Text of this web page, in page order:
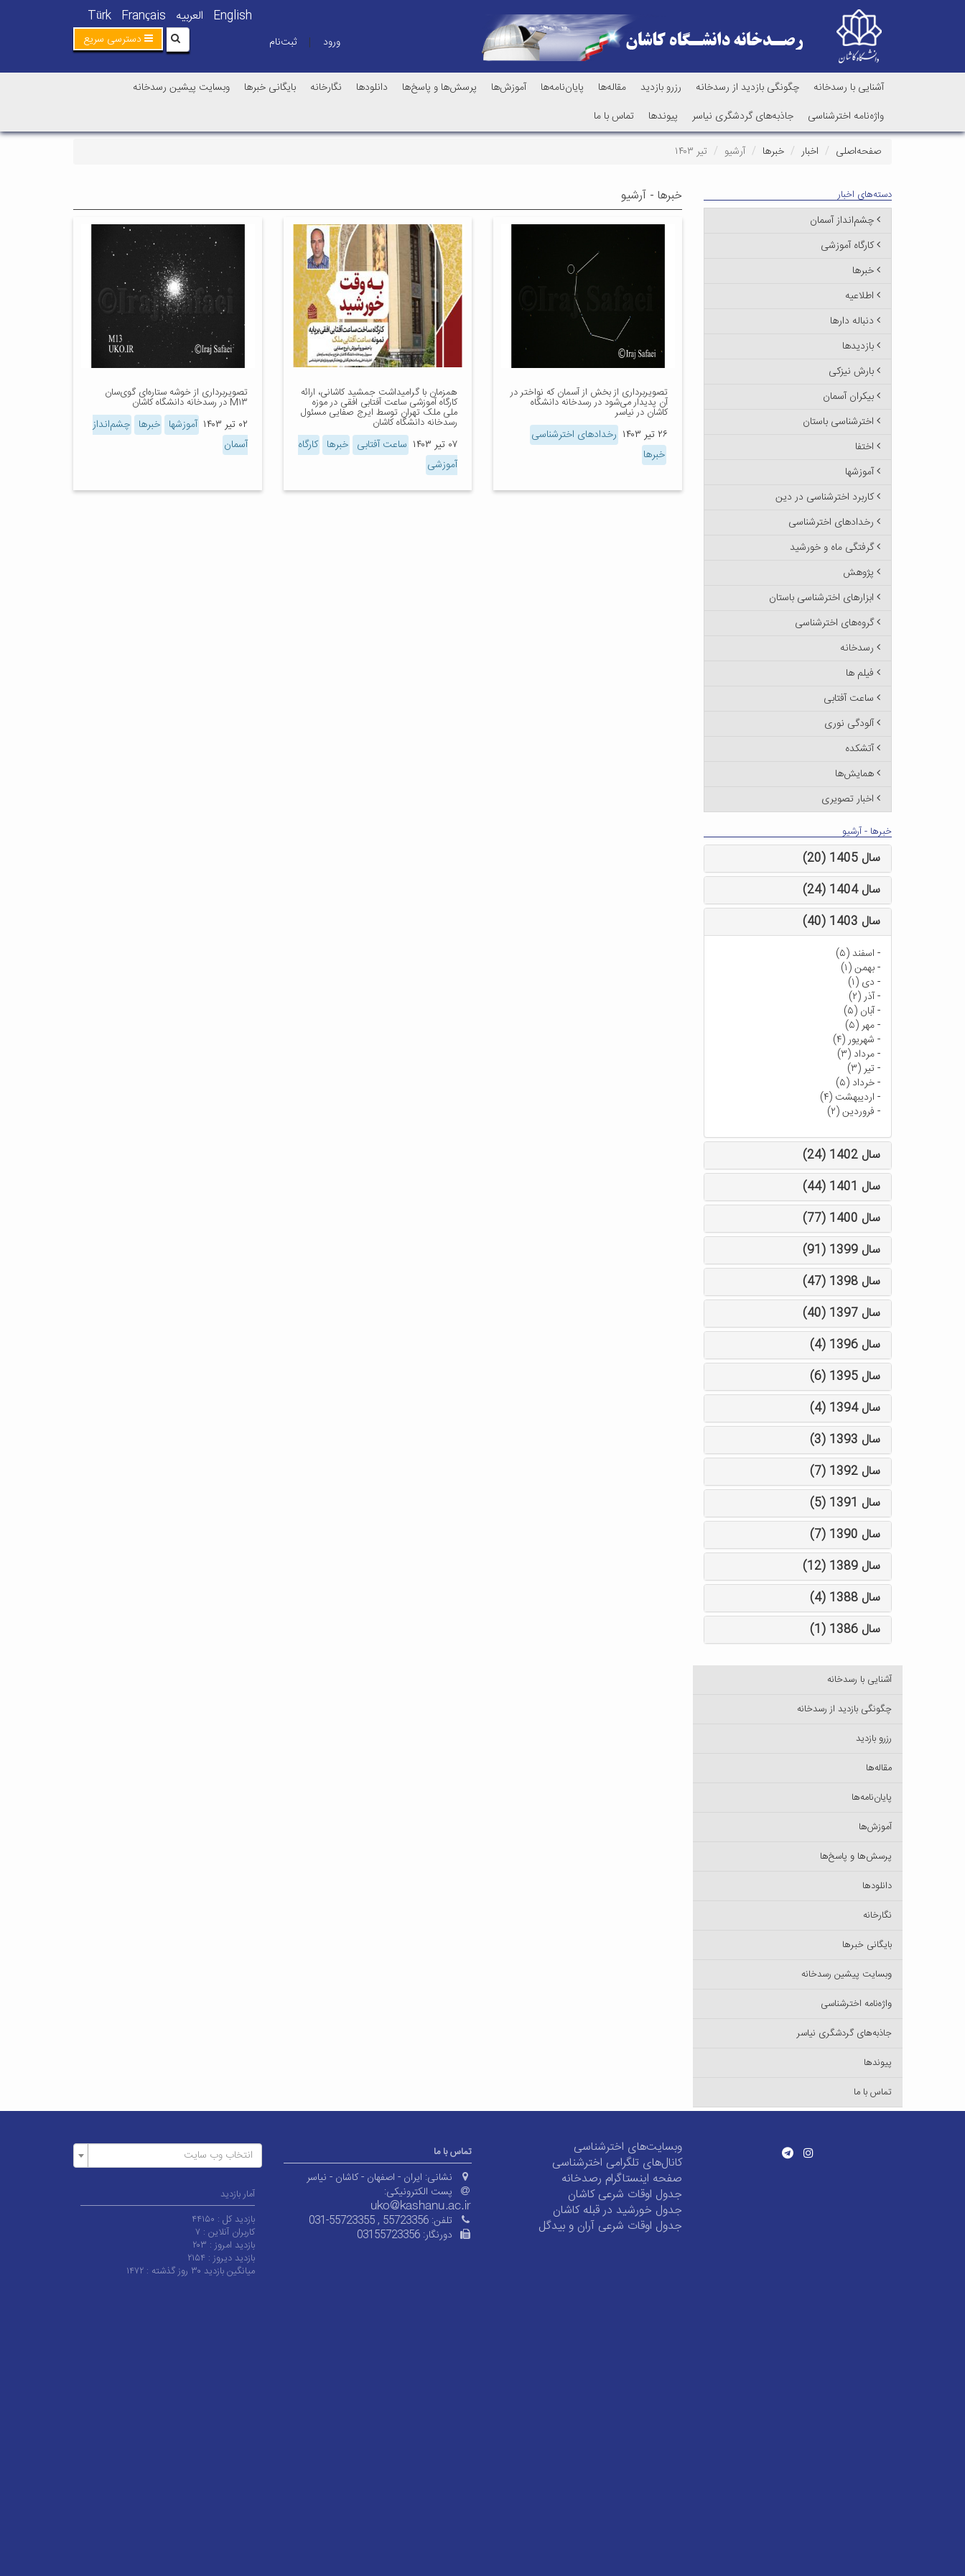
English العربیه Français
Türk
ورود | ثبت‌نام دسترسی سریع
آشنایی با رسدخانه چگونگی بازدید از رسدخانه رزرو بازدید مقاله‌ها پایان‌نامه‌ها آموزش‌ها پرسش‌ها و پاسخ‌ها دانلودها نگارخانه بایگانی خبرها
وبسایت پیشین رسدخانه
واژه‌نامه اخترشناسی
جاذبه‌های گردشگری نیاسر پیوندها تماس با ما
صفحه‌اصلی اخبار خبرها آرشیو تیر ۱۴۰۳
خبرها - آرشیو
تصویربرداری از بخش از آسمان که نواختر در
آن پدیدار می‌شود در رسدخانه دانشگاه
کاشان در نیاسر
۲۶ تیر ۱۴۰۳
رخدادهای اخترشناسی
خبرها
همزمان با گرامیداشت جمشید کاشانی، ارائه
کارگاه آموزشی ساعت آفتابی افقی در موزه
ملی ملک تهران توسط ایرج صفایی مسئول
رسدخانه دانشگاه کاشان
۰۷ تیر ۱۴۰۳ ساعت آفتابی خبرها کارگاه
آموزشی
تصویربرداری از خوشه ستاره‌ای گوی‌سان
M۱۳ در رسدخانه دانشگاه کاشان
۰۲ تیر ۱۴۰۳ آموزشها خبرها چشم‌انداز
آسمان
دسته‌های اخبار
چشم‌انداز آسمان
کارگاه آموزشی
خبرها
اطلاعیه
دنباله دارها
بازدیدها
بارش نیزکی
بیکران آسمان
اخترشناسی باستان
اختفا
آموزشها
کاربرد اخترشناسی در دین
رخدادهای اخترشناسی
گرفتگی ماه و خورشید
پژوهش
ابزارهای اخترشناسی باستان
گروه‌های اخترشناسی
رسدخانه
فیلم ها
ساعت آفتابی
آلودگی نوری
آتشکده
همایش‌ها
اخبار تصویری
خبرها - آرشیو
سال 1405 (20)
سال 1404 (24)
سال 1403 (40)
- اسفند (۵)
-بهمن (۱)
- دی (۱)
-آذر (۲)
-آبان (۵)
-مهر (۵)
- شهریور (۴)
-مرداد (۳)
-تیر (۳)
-خرداد (۵)
- اردیبهشت (۴)
- فروردین (۲)
سال 1402 (24)
سال 1401 (44)
سال 1400 (77)
سال 1399 (91)
سال 1398 (47)
سال 1397 (40)
سال 1396 (4)
سال 1395 (6)
سال 1394 (4)
سال 1393 (3)
سال 1392 (7)
سال 1391 (5)
سال 1390 (7)
سال 1389 (12)
سال 1388 (4)
سال 1386 (1)
آشنایی با رسدخانه
چگونگی بازدید از رسدخانه
رزرو بازدید
مقاله‌ها
پایان‌نامه‌ها
آموزش‌ها
پرسش‌ها و پاسخ‌ها
دانلودها
نگارخانه
بایگانی خبرها
وبسایت پیشین رسدخانه
واژه‌نامه اخترشناسی
جاذبه‌های گردشگری نیاسر
پیوندها
تماس با ما
وبسایت‌های اخترشناسی
کانال‌های تلگرامی اخترشناسی
صفحه اینستاگرام رصدخانه
جدول اوقات شرعی کاشان
جدول خورشید در قبله کاشان
جدول اوقات شرعی آران و بیدگل
تماس با ما
نشانی: ایران - اصفهان - کاشان - نیاسر
پست الکترونیکی:
تلفن: 031-55723355 , 55723356
دورنگار: 03155723356
انتخاب وب سایت
آمار بازدید
بازدید کل : ۴۴۱۵۰
کاربران آنلاین : ۷
بازدید امروز : ۲۰۳
بازدید دیروز : ۲۱۵۴
میانگین بازدید ۳۰ روز گذشته :
۱۴۷۲